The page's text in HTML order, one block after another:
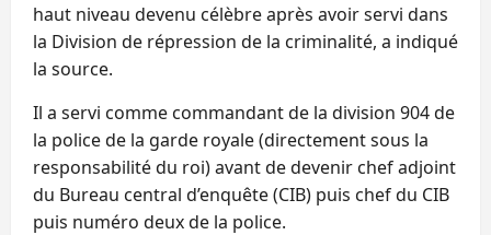
haut niveau devenu célèbre après avoir servi dans
la Division de répression de la criminalité, a indiqué
la source.
Il a servi comme commandant de la division 904 de
la police de la garde royale (directement sous la
responsabilité du roi) avant de devenir chef adjoint
du Bureau central d’enquête (CIB) puis chef du CIB
puis numéro deux de la police.